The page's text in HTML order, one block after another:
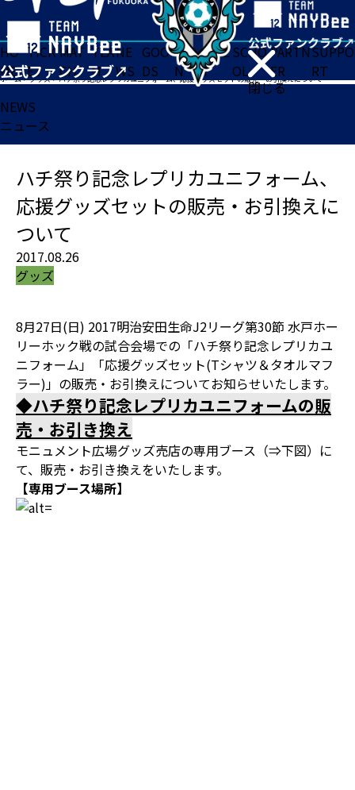
閉じる
HO
ME
TICK
ET
MAT
CH
TEA
M
NE
WS
GOO
DS
FA
N
ACADE
MY
SCHO
OL
PARTN
ER
SUPPO
RT
ホーム>グッズ>ハチ祭り記念レプリカユニフォーム、応援グッズセットの販売・お引換えについて
NEWS
ニュース
ハチ祭り記念レプリカユニフォーム、
応援グッズセットの販売・お引換えに
ついて
2017.08.26
グッズ
8月27日(日) 2017明治安田生命J2リーグ第30節 水戸ホー
リーホック戦の試合会場での「ハチ祭り記念レプリカユ
ニフォーム」「応援グッズセット(Tシャツ＆タオルマフ
ラー)」の販売・お引換えについてお知らせいたします。
◆ハチ祭り記念レプリカユニフォームの販
売・お引き換え
モニュメント広場グッズ売店の専用ブース（⇒下図）に
て、販売・お引き換えをいたします。
【専用ブース場所】